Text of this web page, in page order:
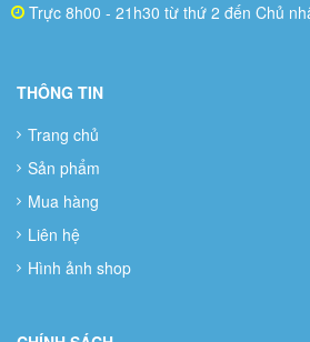
Trực 8h00 - 21h30 từ thứ 2 đến Chủ
THÔNG TIN
Trang chủ
Sản phẩm
Mua hàng
Liên hệ
Hình ảnh shop